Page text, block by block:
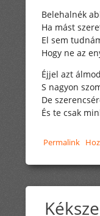
Belehalnék
Ha mást
El sem
Hogy ne az
Éjjel azt
S nagyon
De
És te csak
Permalink